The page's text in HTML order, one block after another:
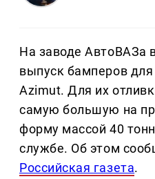
На заводе АвтоВАЗа
выпуск бамперов для
Azimut. Для их
самую большую на
форму массой 40
службе. Об этом
Российская газета.